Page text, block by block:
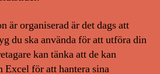
är organiserad är det dags att
du ska använda för att utföra din
kan tänka att de kan
Excel för att hantera sina